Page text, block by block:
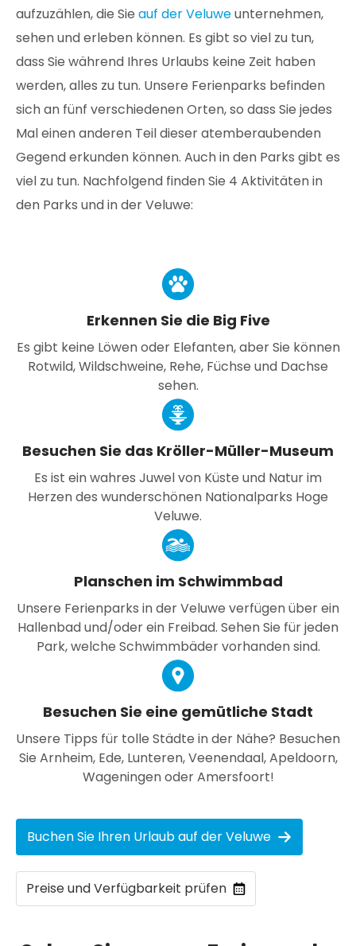
aufzuzählen, die Sie auf der Veluweunternehmen,
sehen und erleben können. Es gibt so viel zu tun,
dass Sie während Ihres Urlaubs keine Zeit haben
werden, alles zu tun. Unsere Ferienparks befinden
sich an fünf verschiedenen Orten, so dass Sie jedes
Mal einen anderen Teil dieser atemberaubenden
Gegend erkunden können. Auch in den Parks gibt es
viel zu tun. Nachfolgend finden Sie 4 Aktivitäten in
den Parks und in der Veluwe:
Erkennen Sie die Big Five
Es gibt keine Löwen oder Elefanten, aber Sie können
Rotwild, Wildschweine, Rehe, Füchse und Dachse
sehen.
Besuchen Sie das Kröller-Müller-Museum
Es ist ein wahres Juwel von Küste und Natur im
Herzen des wunderschönen Nationalparks Hoge
Veluwe.
Planschen im Schwimmbad
Unsere Ferienparks in der Veluwe verfügen über ein
Hallenbad und/oder ein Freibad. Sehen Sie für jeden
Park, welche Schwimmbäder vorhanden sind.
Besuchen Sie eine gemütliche Stadt
Unsere Tipps für tolle Städte in der Nähe? Besuchen
Sie Arnheim, Ede, Lunteren, Veenendaal, Apeldoorn,
Wageningen oder Amersfoort!
Buchen Sie Ihren Urlaub auf der Veluwe
Preise und Verfügbarkeit prüfen